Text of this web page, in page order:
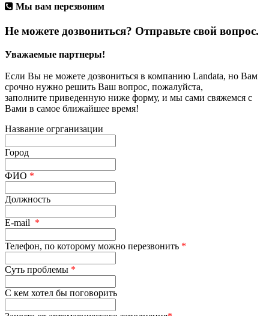
Мы вам перезвоним
Не можете дозвониться? Отправьте свой вопрос.
Уважаемые партнеры!
Если Вы не можете дозвониться в компанию Landata, но Вам
срочно нужно решить Ваш вопрос, пожалуйста,
заполните приведенную ниже форму, и мы сами свяжемся с
Вами в самое ближайшее время!
Название огрганизации
Город
ФИО *
Должность
E-mail *
Телефон, по которому можно перезвонить *
Суть проблемы *
С кем хотел бы поговорить